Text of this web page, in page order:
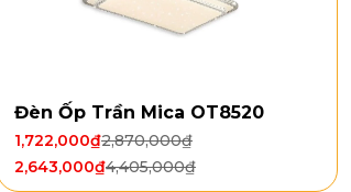
Đèn Ốp Trần Mica OT8520
2,870,000₫
1,722,000₫
4,405,000₫
2,643,000₫